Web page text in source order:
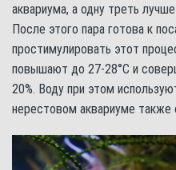
аквариума, а одну треть
После этого пара готова к
простимулировать этот
повышают до 27-28°С и
20%. Воду при этом
нерестовом аквариуме также